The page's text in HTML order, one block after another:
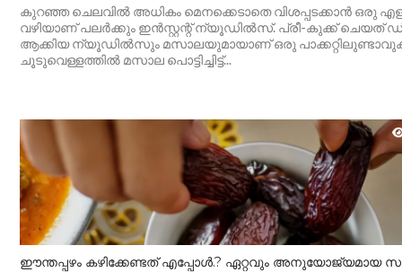
കുറഞ്ഞ ചെലവിൽ അധികം മെനക്കെടാതെ വിശപ്പടക്കാൻ ഒരു
വഴിയാണ് പലർക്കും ഇൻസ്റ്റന്റ് ന്യൂഡിൽസ്. പ്രീ-കുക്ക് ചെയത്
ആക്കിയ ന്യൂഡില്‍സും മസാലയുമായാണ് ഒരു
ചൂടുവെള്ളത്തില്‍ മസാല പൊട്ടിച്ചിട്ട്...
ഈന്തപ്പഴം കഴിക്കേണ്ടത് എപ്പോൾ.? ഏറ്റവും അനുയോജ്യമായ